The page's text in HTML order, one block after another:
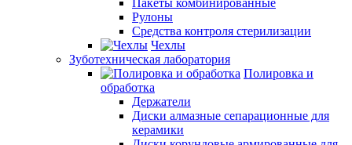
Пакеты комбинированные
Рулоны
Средства контроля стерилизации
Чехлы
Зуботехническая лаборатория
Полировка и
обработка
Держатели
Диски алмазные сепарационные для
керамики